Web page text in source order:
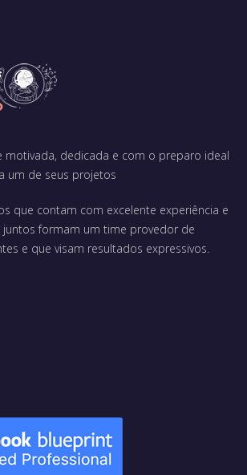
motivada, dedicada e com o preparo ideal
um de seus projetos
que contam com excelente experiência e
formam um time provedor de
e que visam resultados expressivos.